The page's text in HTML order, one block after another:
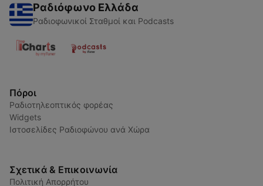
Ραδιόφωνο Ελλάδα
Ραδιοφωνικοί Σταθμοί και Podcasts
Πόροι
Ραδιοτηλεοπτικός φορέας
Widgets
Ιστοσελίδες Ραδιοφώνου ανά Χώρα
Σχετικά & Επικοινωνία
Πολιτική Απορρήτου